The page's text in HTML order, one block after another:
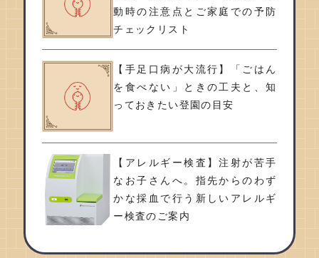
動時の注意点とご家庭での予防
チェックリスト
【手足口病が大流行】「ごはん
を食べない」ときの工夫と、知
っておきたい登園の目安
【アレルギー検査】注射が苦手
なお子さんへ。指先からのわず
かな採血で行う新しいアレルギ
ー検査のご案内